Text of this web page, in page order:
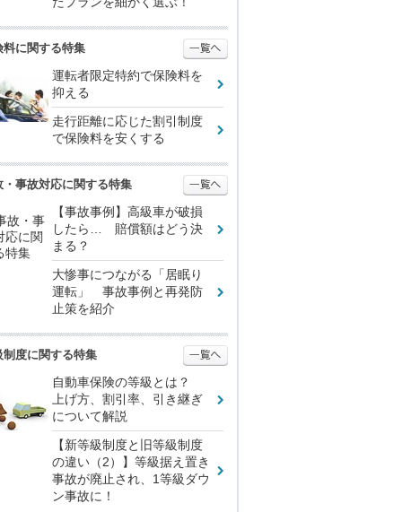
料に関する特集
運転者限定特約で保険料を
抑える
走行距離に応じた割引制度
で保険料を安くする
・事故対応に関する特集
【事故事例】高級車が破損
したら… 賠償額はどう決
まる？
大惨事につながる「居眠り
運転」 事故事例と再発防
止策を紹介
制度に関する特集
自動車保険の等級とは？
上げ方、割引率、引き継ぎ
について解説
【新等級制度と旧等級制度
の違い（2）】等級据え置き
事故が廃止され、1等級ダウ
ン事故に！